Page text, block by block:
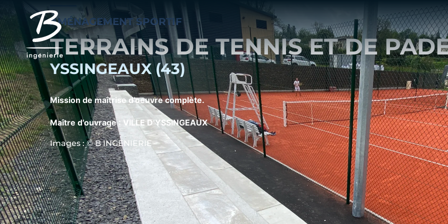
AMÉNAGEMENT SPORTIF
TERRAINS DE TENNIS ET DE
YSSINGEAUX (43)
Mission de maîtrise d’oeuvre complète.
Maître d’ouvrage : VILLE D’YSSINGEAUX
Images : © B INGENIERIE